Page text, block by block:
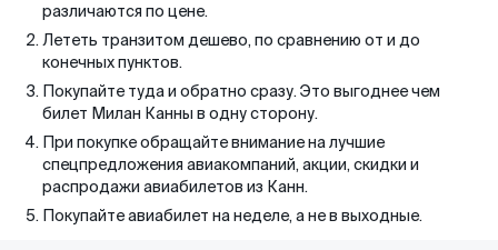
различаются по цене.
Лететь транзитом дешево, по сравнению от и до
конечных пунктов.
Покупайте туда и обратно сразу. Это выгоднее чем
билет Милан Канны в одну сторону.
При покупке обращайте внимание на лучшие
спецпредложения авиакомпаний, акции, скидки и
распродажи авиабилетов из Канн.
Покупайте авиабилет на неделе, а не в выходные.